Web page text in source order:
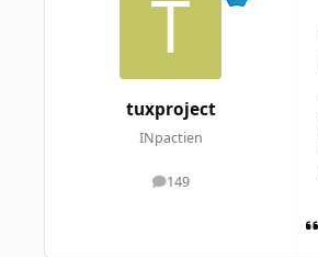
tuxproject
INpactien
149
messages